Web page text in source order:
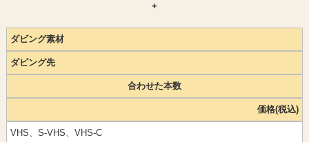
+
ダビング素材
ダビング先
合わせた本数
価格(税込)
VHS、S-VHS、VHS-C